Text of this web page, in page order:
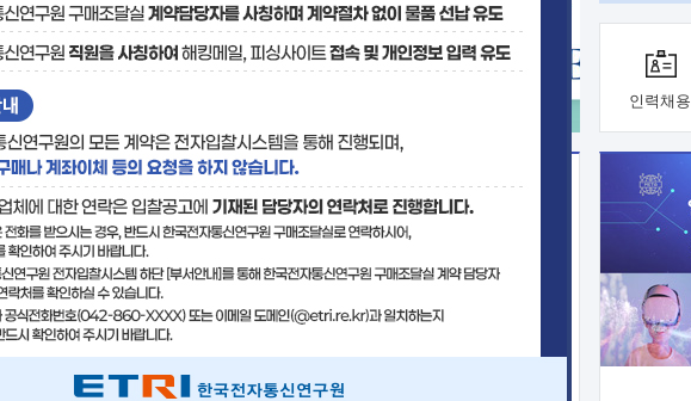
인력채용
[2026-52호] ETRI, ITU-T 자율주행차 국제표준화 주도한다
기술사업화플랫폼/기술이전
기술예고 중소기업 지원
보유특허 이전가능 기술
융합기술연구생산센터 반도체실험실